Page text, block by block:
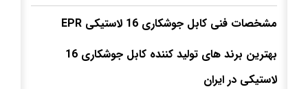
مشخصات فنی کابل جوشکاری 16 لاستیکی EPR
بهترین برند های تولید کننده کابل جوشکاری 16
لاستیکی در ایران